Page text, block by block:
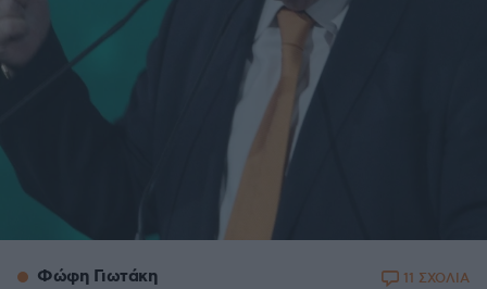
Φώφη Γιωτάκη 11 ΣΧΟΛΙΑ